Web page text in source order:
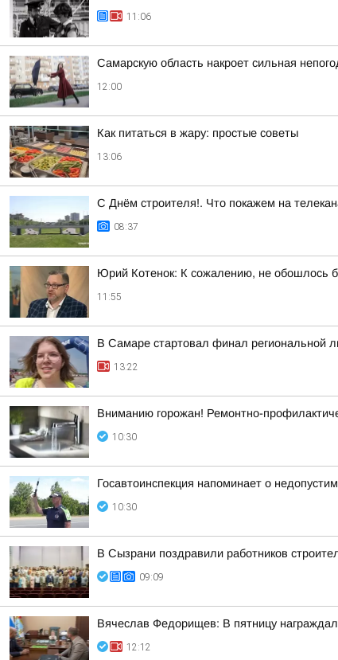
11:06
Самарскую область накроет сильная
12:00
Как питаться в жару: простые советы
13:06
С Днём строителя!. Что покажем на
08:37
Юрий Котенок: К сожалению, не обошлось
11:55
В Самаре стартовал финал региональной
13:22
Вниманию горожан! Ремонтно-
10:30
Госавтоинспекция напоминает о
10:30
В Сызрани поздравили работников
09:09
Вячеслав Федорищев: В пятницу
12:12